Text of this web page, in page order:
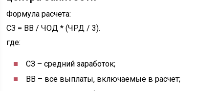
Формула расчета:
СЗ = ВВ / ЧОД * (ЧРД / 3).
где:
СЗ – средний заработок;
ВВ – все выплаты, включаемые в расчет;